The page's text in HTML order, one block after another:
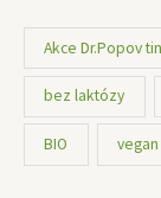
Akce Dr.Popov
bez laktózy
BIO vegan